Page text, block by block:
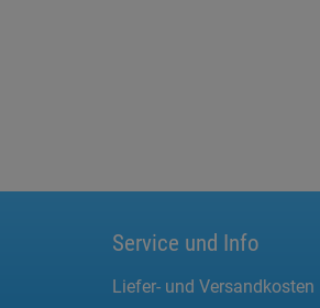
Service und Info
Liefer- und Versandkosten